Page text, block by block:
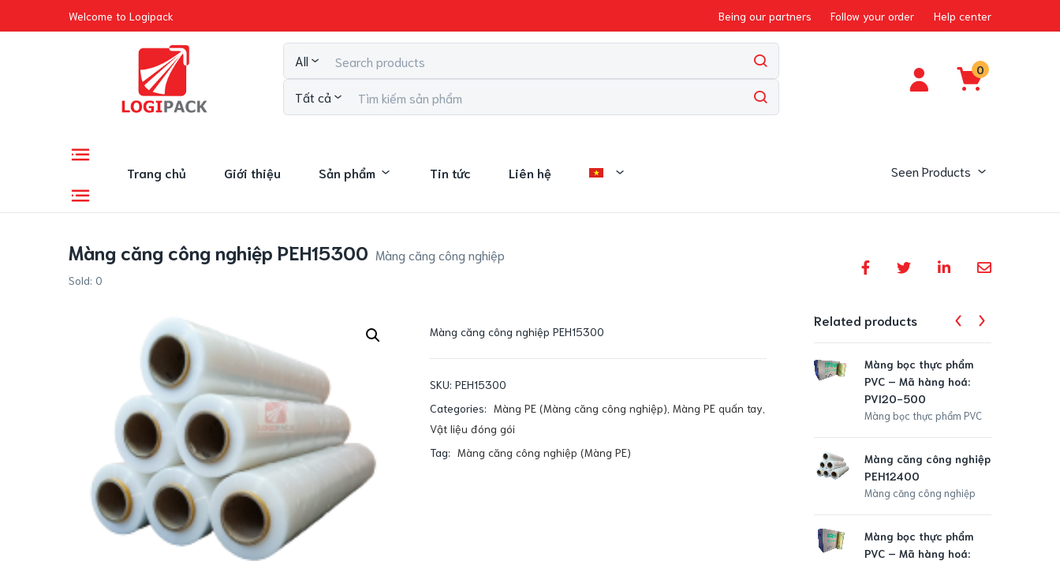
Welcome to Logipack Being our partners Follow your order Help center
All
Tất cả
0
Trang chủ Giới thiệu Sản phẩm Tin tức Liên hệ Seen Products
Màng căng công nghiệp PEH15300 Màng căng công nghiệp
Sold: 0
Màng căng công nghiệp PEH15300
SKU: PEH15300
Categories: Màng PE (Màng căng công nghiệp) Màng PE quấn tay,
Vật liệu đóng gói
Tag: Màng căng công nghiệp (Màng PE)
Related products
Màng bọc thực phẩm
PVC – Mã hàng hoá:
PVI20-500
Màng bọc thực phẩm PVC
Màng căng công nghiệp
PEH12400
Màng căng công nghiệp
Màng bọc thực phẩm
PVC – Mã hàng hoá: